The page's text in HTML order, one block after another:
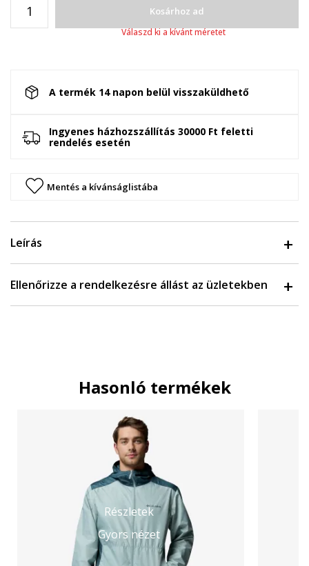
Kosárhoz ad
Válaszd ki a kívánt méretet
A termék 14 napon belül visszaküldhető
Ingyenes házhozszállítás 30000 Ft feletti
rendelés esetén
Mentés a kívánságlistába
Leírás
Ellenőrizze a rendelkezésre állást az üzletekben
Hasonló termékek
Részletek
Gyors nézet